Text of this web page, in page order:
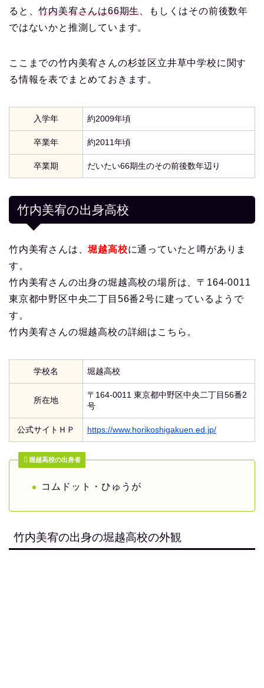
ると、竹内美宥さんは66期生 、もしくはその前後数年
ではないかと推測しています。
ここまでの竹内美宥さんの杉並区立井草中学校に関す
る情報を表でまとめておきます。
入学年 約2009年頃
卒業年 約2011年頃
卒業期 だいたい66期生のその前後数年辺り
竹内美宥の出身高校
竹内美宥さんは、堀越高校に通っていたと噂がありま
す。
竹内美宥さんの出身の堀越高校の場所は、〒164-0011
東京都中野区中央二丁目56番2号に建っているようで
す。
竹内美宥さんの堀越高校の詳細はこちら。
学校名 堀越高校
所在地
〒164-0011 東京都中野区中央二丁目56番2
号
公式サイトＨＰ https://www.horikoshigakuen.ed.jp/
堀越高校の出身者
コムドット・ひゅうが
竹内美宥の出身の堀越高校の外観